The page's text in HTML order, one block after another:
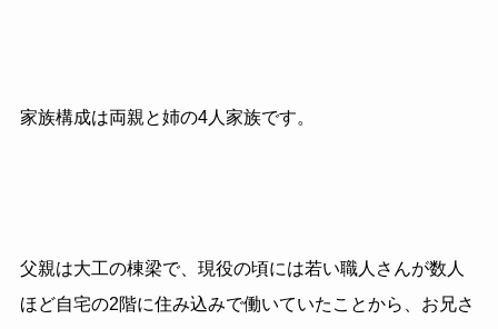
家族構成は両親と姉の4人家族です。
父親は大工の棟梁で、現役の頃には若い職人さんが数人
ほど自宅の2階に住み込みで働いていたことから、お兄さ